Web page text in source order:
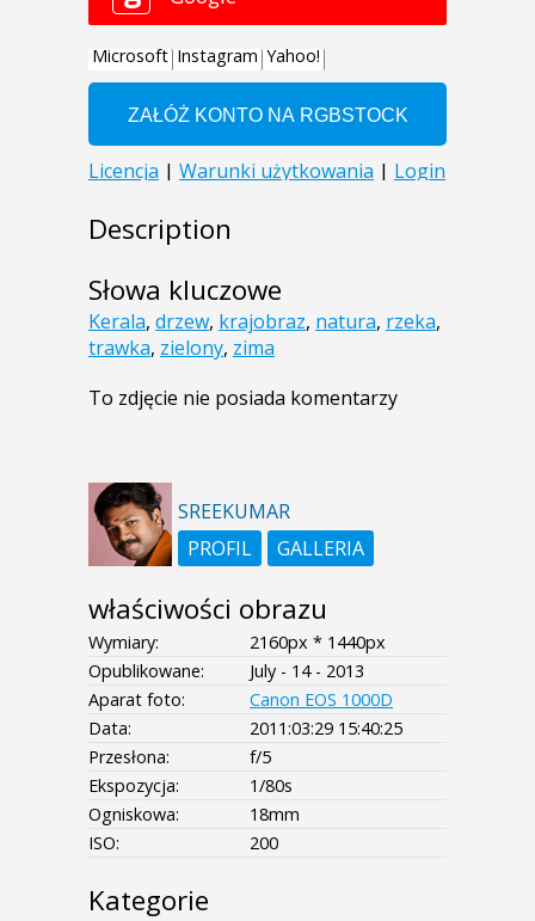
Description
Słowa kluczowe
Kerala, drzew, krajobraz, natura, rzeka,
trawka, zielony, zima
To zdjęcie nie posiada komentarzy
SREEKUMAR
PROFIL
GALLERIA
właściwości obrazu
Wymiary:
2160px * 1440px
Opublikowane:
July - 14 - 2013
Aparat foto:
Canon EOS 1000D
Data:
2011:03:29 15:40:25
Przesłona:
f/5
Ekspozycja:
1/80s
Ogniskowa:
18mm
ISO:
200
Kategorie